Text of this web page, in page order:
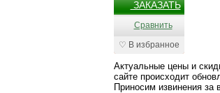
ЗАКАЗАТЬ
Сравнить
♡ В избранное
Актуальные цены и
сайте происходит
Приносим извинения за